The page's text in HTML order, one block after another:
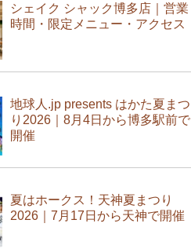
シェイク シャック博多店｜営業
時間・限定メニュー・アクセス
地球人.jp presents はかた夏まつ
り2026｜8月4日から博多駅前で
開催
夏はホークス！天神夏まつり
2026｜7月17日から天神で開催